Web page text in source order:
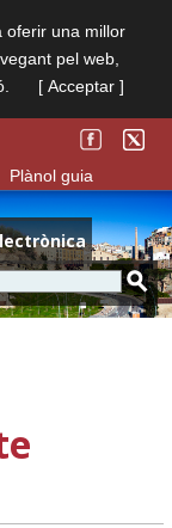
oferir una millor
pel web,
[ Acceptar ]
Plànol guia